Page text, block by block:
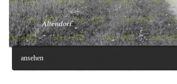
ansehen